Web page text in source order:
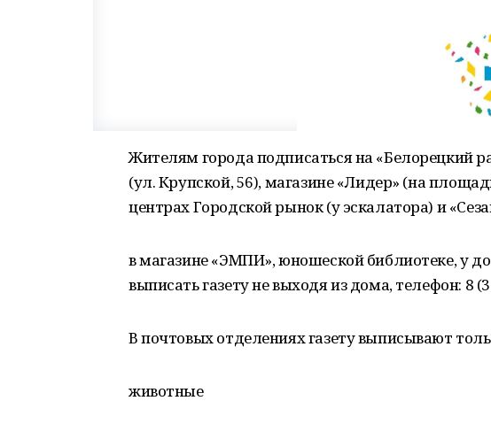
Жителям города подписаться на «Белорецкий
(ул. Крупской, 56), магазине «Лидер» (на
центрах Городской рынок (у эскалатора) и
в магазине «ЭМПИ», юношеской библиотеке, у
выписать газету не выходя из дома, телефон: 8
В почтовых отделениях газету выписывают
животные